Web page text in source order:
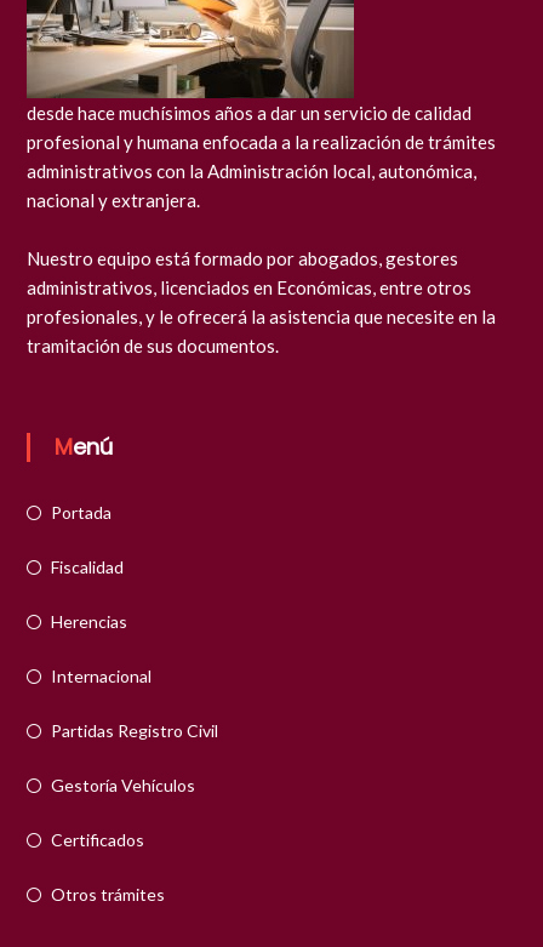
desde hace muchísimos años a dar un servicio de calidad
profesional y humana enfocada a la realización de trámites
administrativos con la Administración local, autonómica,
nacional y extranjera.
Nuestro equipo está formado por abogados, gestores
administrativos, licenciados en Económicas, entre otros
profesionales, y le ofrecerá la asistencia que necesite en la
tramitación de sus documentos.
Menú
Portada
Fiscalidad
Herencias
Internacional
Partidas Registro Civil
Gestoría Vehículos
Certificados
Otros trámites